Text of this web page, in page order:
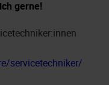
gerne!
servicetechniker/